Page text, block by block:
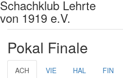
Schachklub Lehrte
von 1919 e.V.
Pokal Finale
ACH VIE HAL
FIN